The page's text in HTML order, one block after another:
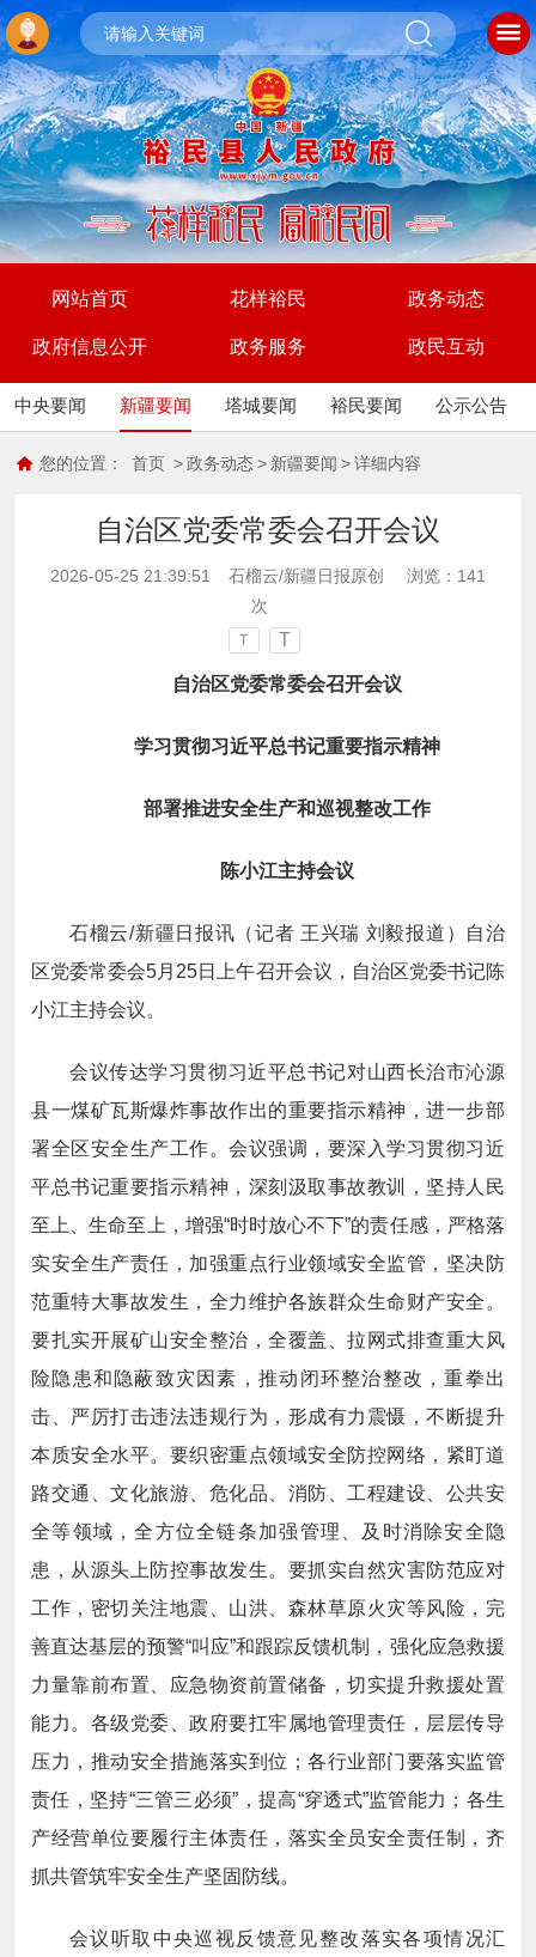
网站首页 花样裕民 政务动态
政府信息公开 政务服务 政民互动
中央要闻 新疆要闻 塔城要闻 裕民要闻 公示公告
您的位置： 首页 > 政务动态 > 新疆要闻 > 详细内容
自治区党委常委会召开会议
2026-05-25 21:39:51 石榴云/新疆日报原创 浏览： 141
次
T T
自治区党委常委会召开会议
学习贯彻习近平总书记重要指示精神
部署推进安全生产和巡视整改工作
陈小江主持会议
石榴云/新疆日报讯（记者 王兴瑞 刘毅报道）自治
区党委常委会5月25日上午召开会议，自治区党委书记陈
小江主持会议。
会议传达学习贯彻习近平总书记对山西长治市沁源
县一煤矿瓦斯爆炸事故作出的重要指示精神，进一步部
署全区安全生产工作。会议强调，要深入学习贯彻习近
平总书记重要指示精神，深刻汲取事故教训，坚持人民
至上、生命至上，增强“时时放心不下”的责任感，严格落
实安全生产责任，加强重点行业领域安全监管，坚决防
范重特大事故发生，全力维护各族群众生命财产安全。
要扎实开展矿山安全整治，全覆盖、拉网式排查重大风
险隐患和隐蔽致灾因素，推动闭环整治整改，重拳出
击、严厉打击违法违规行为，形成有力震慑，不断提升
本质安全水平。要织密重点领域安全防控网络，紧盯道
路交通、文化旅游、危化品、消防、工程建设、公共安
全等领域，全方位全链条加强管理、及时消除安全隐
患，从源头上防控事故发生。要抓实自然灾害防范应对
工作，密切关注地震、山洪、森林草原火灾等风险，完
善直达基层的预警“叫应”和跟踪反馈机制，强化应急救援
力量靠前布置、应急物资前置储备，切实提升救援处置
能力。各级党委、政府要扛牢属地管理责任，层层传导
压力，推动安全措施落实到位；各行业部门要落实监管
责任，坚持“三管三必须”，提高“穿透式”监管能力；各生
产经营单位要履行主体责任，落实全员安全责任制，齐
抓共管筑牢安全生产坚固防线。
会议听取中央巡视反馈意见整改落实各项情况汇